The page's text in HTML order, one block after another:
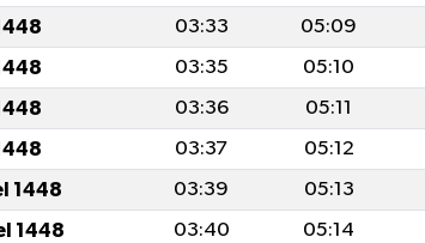
03:33 05:09
03:35 05:10
03:36 05:11
03:37 05:12
1448 03:39 05:13
1448 03:40 05:14